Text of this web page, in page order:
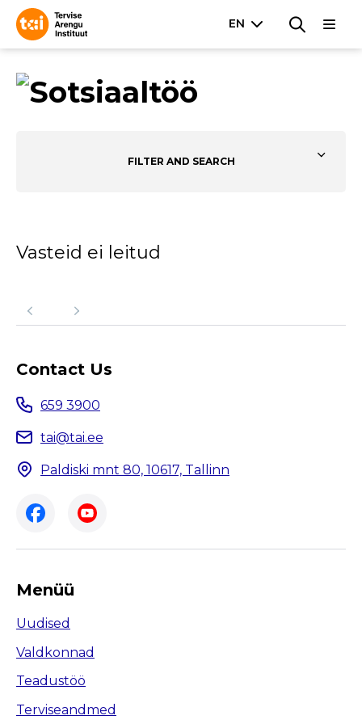
Vasteid ei leitud
FILTER AND SEARCH
Contact Us
659 3900
tai@tai.ee
Paldiski mnt 80, 10617, Tallinn
Menüü
Uudised
Valdkonnad
Teadustöö
Terviseandmed